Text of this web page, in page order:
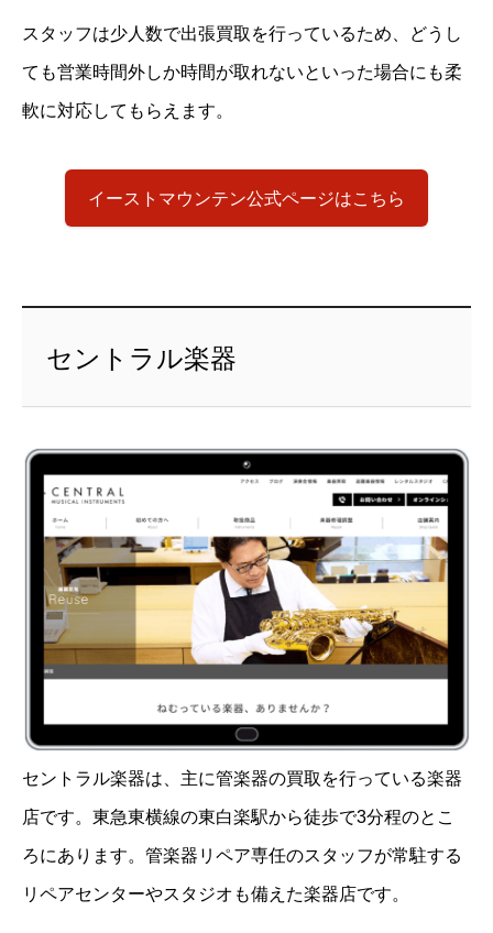
スタッフは少人数で出張買取を行っているため、どうし
ても営業時間外しか時間が取れないといった場合にも柔
軟に対応してもらえます。
イーストマウンテン公式ページはこちら
セントラル楽器
セントラル楽器は、主に管楽器の買取を行っている楽器
店です。東急東横線の東白楽駅から徒歩で3分程のとこ
ろにあります。管楽器リペア専任のスタッフが常駐する
リペアセンターやスタジオも備えた楽器店です。